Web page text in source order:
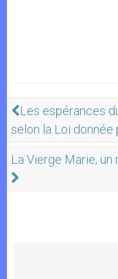
Les espérances
selon la Loi donnée
La Vierge Marie,